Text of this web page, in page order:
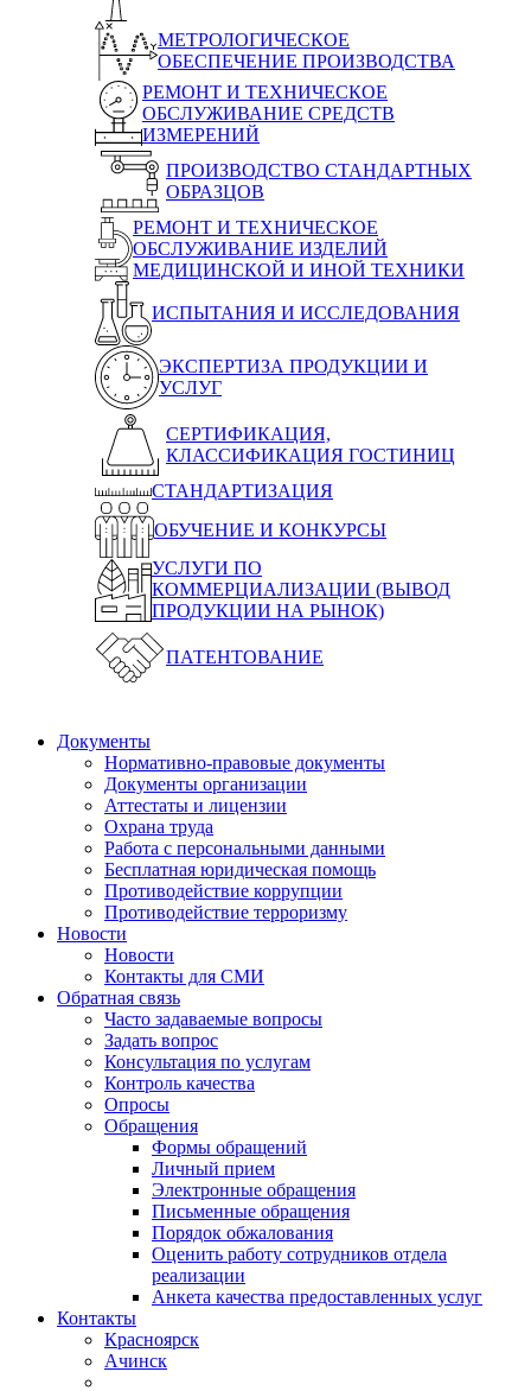
МЕТРОЛОГИЧЕСКОЕ
ОБЕСПЕЧЕНИЕ ПРОИЗВОДСТВА
РЕМОНТ И ТЕХНИЧЕСКОЕ
ОБСЛУЖИВАНИЕ СРЕДСТВ
ИЗМЕРЕНИЙ
ПРОИЗВОДСТВО СТАНДАРТНЫХ
ОБРАЗЦОВ
РЕМОНТ И ТЕХНИЧЕСКОЕ
ОБСЛУЖИВАНИЕ ИЗДЕЛИЙ
МЕДИЦИНСКОЙ И ИНОЙ ТЕХНИКИ
ИСПЫТАНИЯ И ИССЛЕДОВАНИЯ
ЭКСПЕРТИЗА ПРОДУКЦИИ И
УСЛУГ
СЕРТИФИКАЦИЯ,
КЛАССИФИКАЦИЯ ГОСТИНИЦ
СТАНДАРТИЗАЦИЯ
ОБУЧЕНИЕ И КОНКУРСЫ
УСЛУГИ ПО
КОММЕРЦИАЛИЗАЦИИ (ВЫВОД
ПРОДУКЦИИ НА РЫНОК)
ПАТЕНТОВАНИЕ
Документы
Нормативно-правовые документы
Документы организации
Аттестаты и лицензии
Охрана труда
Работа с персональными данными
Бесплатная юридическая помощь
Противодействие коррупции
Противодействие терроризму
Новости
Новости
Контакты для СМИ
Обратная связь
Часто задаваемые вопросы
Задать вопрос
Консультация по услугам
Контроль качества
Опросы
Обращения
Формы обращений
Личный прием
Электронные обращения
Письменные обращения
Порядок обжалования
Оценить работу сотрудников отдела
реализации
Анкета качества предоставленных услуг
Контакты
Красноярск
Ачинск